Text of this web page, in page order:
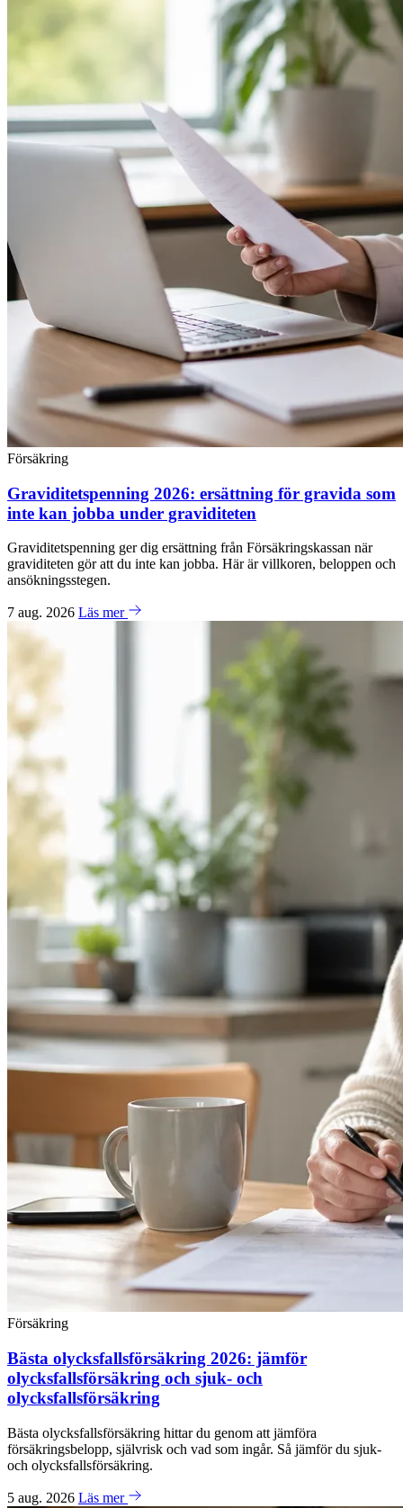
Försäkring
Graviditetspenning 2026: ersättning för gravida som
inte kan jobba under graviditeten
Graviditetspenning ger dig ersättning från Försäkringskassan när
graviditeten gör att du inte kan jobba. Här är villkoren, beloppen och
ansökningsstegen.
7 aug. 2026 Läs mer
Försäkring
Bästa olycksfallsförsäkring 2026: jämför
olycksfallsförsäkring och sjuk- och
olycksfallsförsäkring
Bästa olycksfallsförsäkring hittar du genom att jämföra
försäkringsbelopp, självrisk och vad som ingår. Så jämför du sjuk-
och olycksfallsförsäkring.
5 aug. 2026 Läs mer